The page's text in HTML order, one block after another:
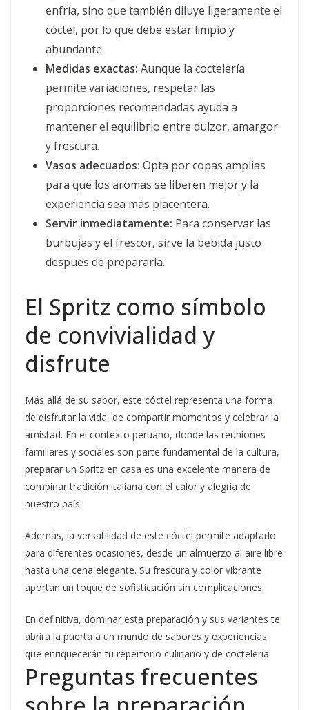
enfría, sino que también diluye ligeramente el
cóctel, por lo que debe estar limpio y
abundante.
Medidas exactas: Aunque la coctelería
permite variaciones, respetar las
proporciones recomendadas ayuda a
mantener el equilibrio entre dulzor, amargor
y frescura.
Vasos adecuados: Opta por copas amplias
para que los aromas se liberen mejor y la
experiencia sea más placentera.
Servir inmediatamente: Para conservar las
burbujas y el frescor, sirve la bebida justo
después de prepararla.
El Spritz como símbolo
de convivialidad y
disfrute
Más allá de su sabor, este cóctel representa una forma
de disfrutar la vida, de compartir momentos y celebrar la
amistad. En el contexto peruano, donde las reuniones
familiares y sociales son parte fundamental de la cultura,
preparar un Spritz en casa es una excelente manera de
combinar tradición italiana con el calor y alegría de
nuestro país.
Además, la versatilidad de este cóctel permite adaptarlo
para diferentes ocasiones, desde un almuerzo al aire libre
hasta una cena elegante. Su frescura y color vibrante
aportan un toque de sofisticación sin complicaciones.
En definitiva, dominar esta preparación y sus variantes te
abrirá la puerta a un mundo de sabores y experiencias
que enriquecerán tu repertorio culinario y de coctelería.
Preguntas frecuentes